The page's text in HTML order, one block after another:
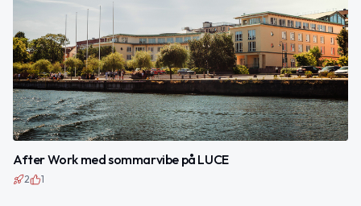
After Work med sommarvibe på LUCE
2 1